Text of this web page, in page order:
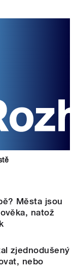
Města jsou
natož
zjednodušený
nebo